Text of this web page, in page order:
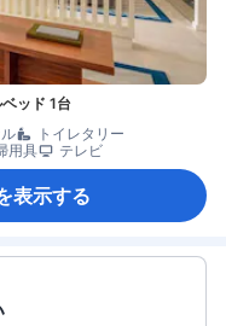
ッド 1台
トイレタリー
用具 テレビ
表示する